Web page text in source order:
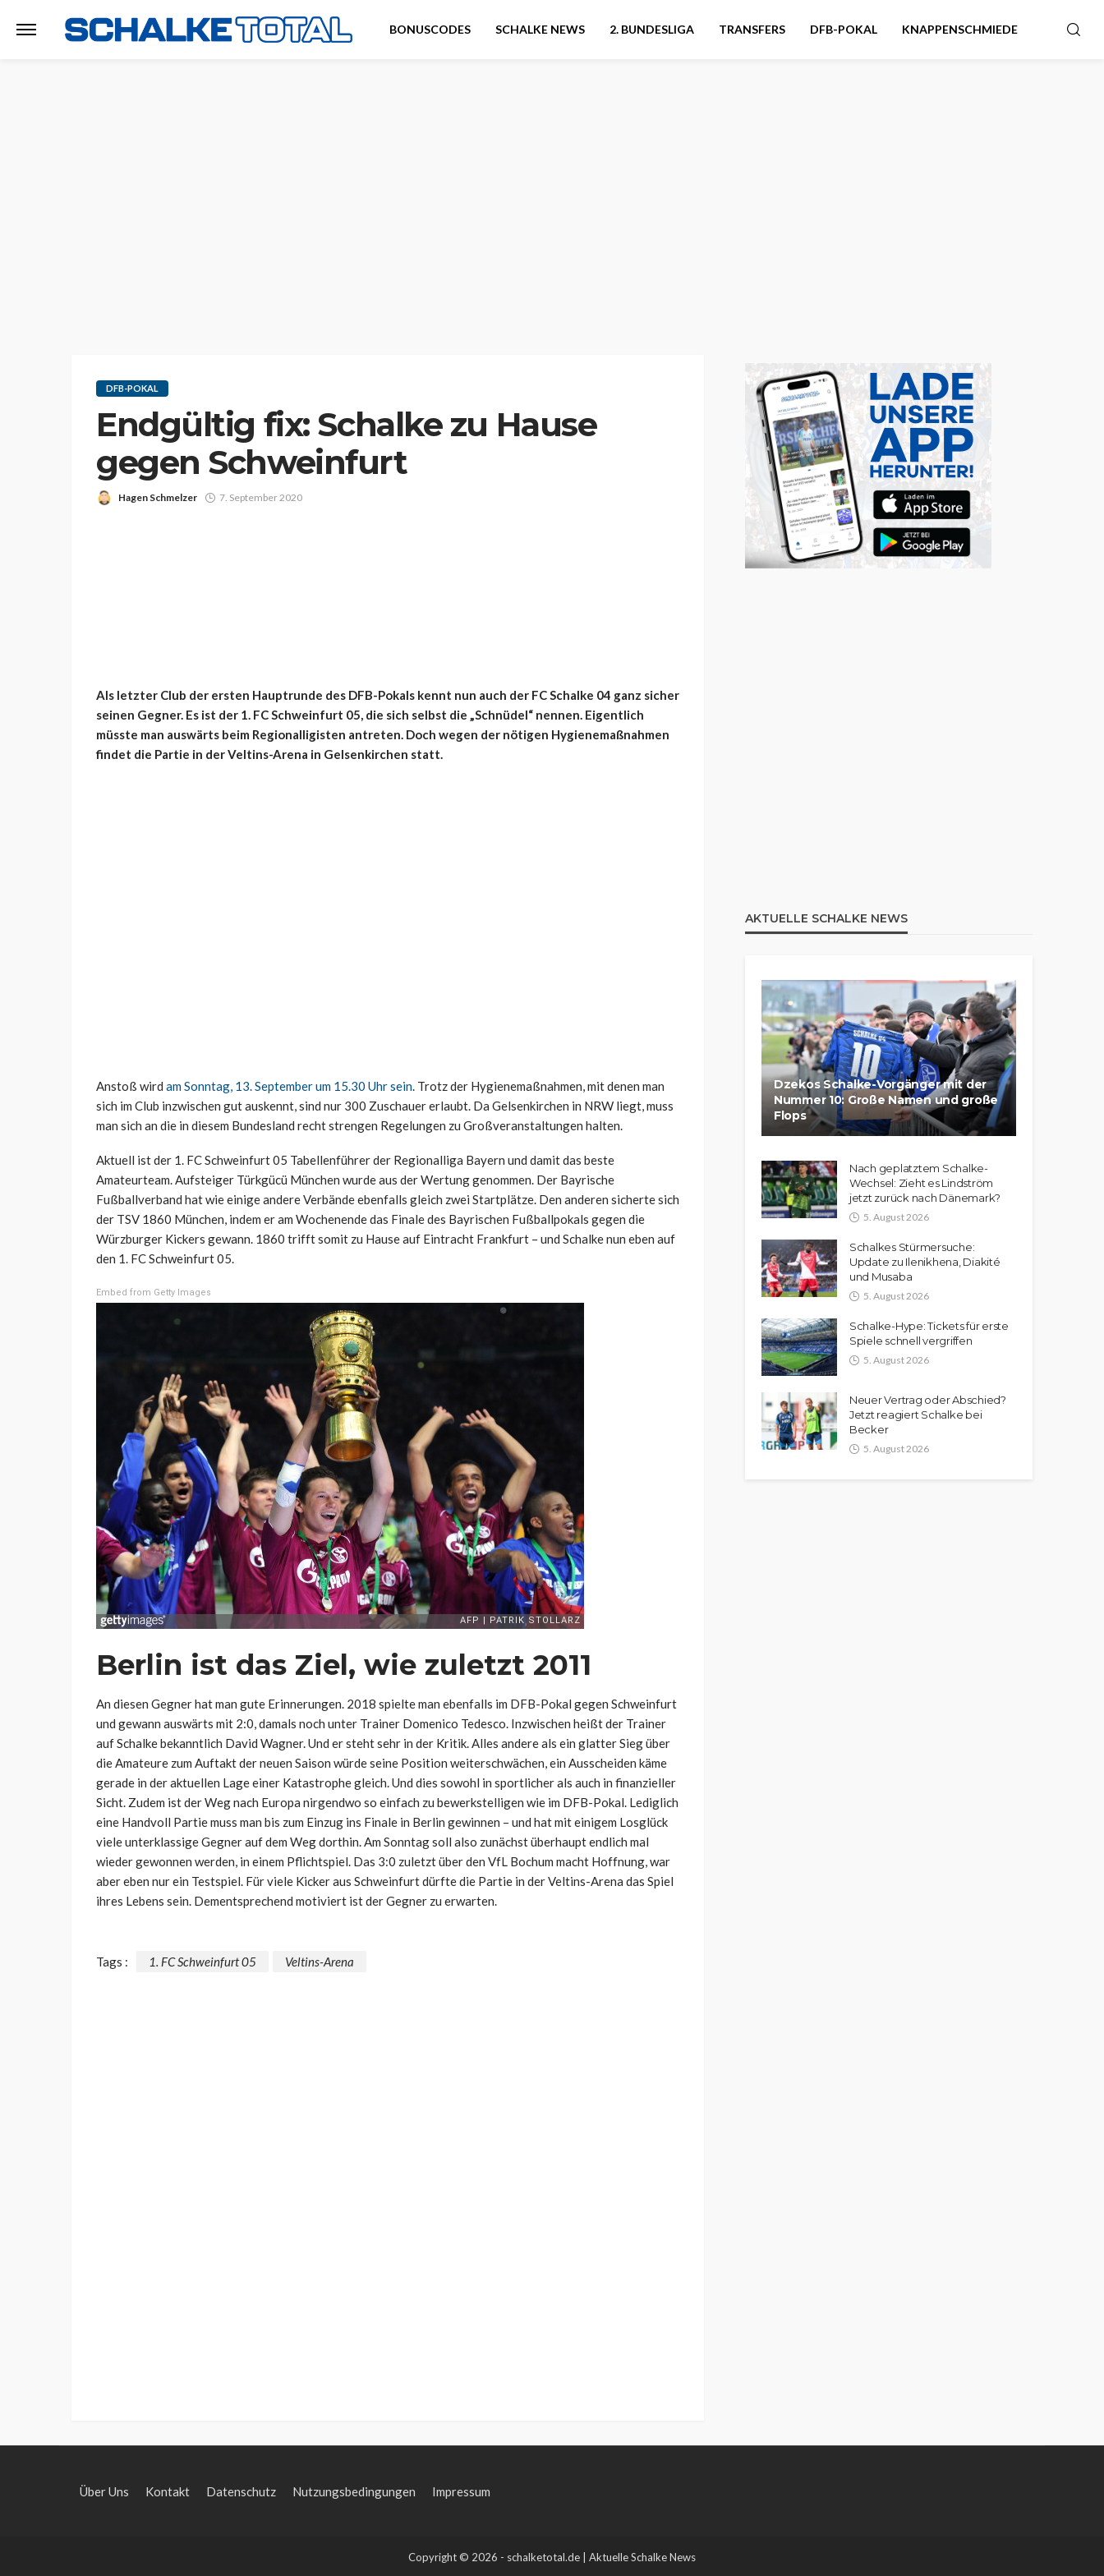
BONUSCODES SCHALKE NEWS 2. BUNDESLIGA TRANSFERS DFB-POKAL KNAPPENSCHMIEDE
DFB-POKAL
Endgültig fix: Schalke zu Hause
gegen Schweinfurt
Hagen Schmelzer 7. September 2020
Als letzter Club der ersten Hauptrunde des DFB-Pokals kennt nun auch der FC Schalke 04 ganz sicher
seinen Gegner. Es ist der 1. FC Schweinfurt 05, die sich selbst die „Schnüdel“ nennen. Eigentlich
müsste man auswärts beim Regionalligisten antreten. Doch wegen der nötigen Hygienemaßnahmen
findet die Partie in der Veltins-Arena in Gelsenkirchen statt.
Anstoß wird am Sonntag, 13. September um 15.30 Uhr sein. Trotz der Hygienemaßnahmen, mit denen man
sich im Club inzwischen gut auskennt, sind nur 300 Zuschauer erlaubt. Da Gelsenkirchen in NRW liegt, muss
man sich an die in diesem Bundesland recht strengen Regelungen zu Großveranstaltungen halten.
Aktuell ist der 1. FC Schweinfurt 05 Tabellenführer der Regionalliga Bayern und damit das beste
Amateurteam. Aufsteiger Türkgücü München wurde aus der Wertung genommen. Der Bayrische
Fußballverband hat wie einige andere Verbände ebenfalls gleich zwei Startplätze. Den anderen sicherte sich
der TSV 1860 München, indem er am Wochenende das Finale des Bayrischen Fußballpokals gegen die
Würzburger Kickers gewann. 1860 trifft somit zu Hause auf Eintracht Frankfurt – und Schalke nun eben auf
den 1. FC Schweinfurt 05.
Embed from Getty Images
Berlin ist das Ziel, wie zuletzt 2011
An diesen Gegner hat man gute Erinnerungen. 2018 spielte man ebenfalls im DFB-Pokal gegen Schweinfurt
und gewann auswärts mit 2:0, damals noch unter Trainer Domenico Tedesco. Inzwischen heißt der Trainer
auf Schalke bekanntlich David Wagner. Und er steht sehr in der Kritik. Alles andere als ein glatter Sieg über
die Amateure zum Auftakt der neuen Saison würde seine Position weiterschwächen, ein Ausscheiden käme
gerade in der aktuellen Lage einer Katastrophe gleich. Und dies sowohl in sportlicher als auch in finanzieller
Sicht. Zudem ist der Weg nach Europa nirgendwo so einfach zu bewerkstelligen wie im DFB-Pokal. Lediglich
eine Handvoll Partie muss man bis zum Einzug ins Finale in Berlin gewinnen – und hat mit einigem Losglück
viele unterklassige Gegner auf dem Weg dorthin. Am Sonntag soll also zunächst überhaupt endlich mal
wieder gewonnen werden, in einem Pflichtspiel. Das 3:0 zuletzt über den VfL Bochum macht Hoffnung, war
aber eben nur ein Testspiel. Für viele Kicker aus Schweinfurt dürfte die Partie in der Veltins-Arena das Spiel
ihres Lebens sein. Dementsprechend motiviert ist der Gegner zu erwarten.
Tags : 1. FC Schweinfurt 05 Veltins-Arena
AKTUELLE SCHALKE NEWS
Dzekos Schalke-Vorgänger mit der
Nummer 10: Große Namen und große
Flops
Nach geplatztem Schalke-
Wechsel: Zieht es Lindström
jetzt zurück nach Dänemark?
5. August 2026
Schalkes Stürmersuche:
Update zu Ilenikhena, Diakité
und Musaba
5. August 2026
Schalke-Hype: Tickets für erste
Spiele schnell vergriffen
5. August 2026
Neuer Vertrag oder Abschied?
Jetzt reagiert Schalke bei
Becker
5. August 2026
Über Uns Kontakt Datenschutz Nutzungsbedingungen Impressum
Copyright © 2026 - schalketotal.de | Aktuelle Schalke News